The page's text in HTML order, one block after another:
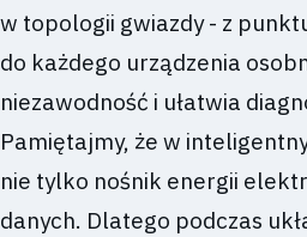
w topologii gwiazdy - z
do każdego urządzenia
niezawodność i ułatwia
Pamiętajmy, że w
nie tylko nośnik energii
danych. Dlatego podczas